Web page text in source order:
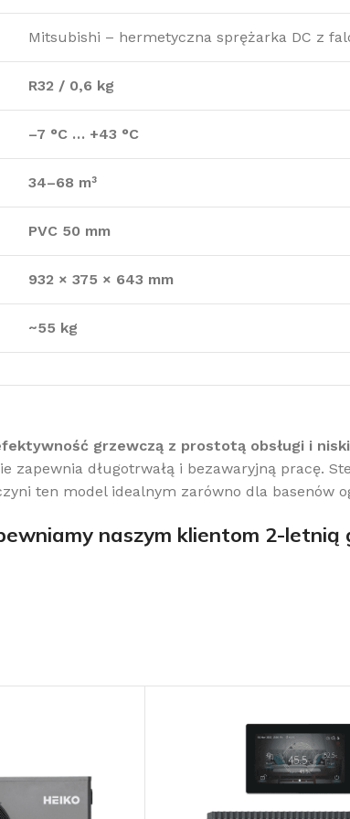
Mitsubishi – hermetyczna sprężarka DC z
R32 / 0,6 kg
–7 °C … +43 °C
34–68 m³
PVC 50 mm
932 × 375 × 643 mm
~55 kg
grzewczą z prostotą obsługi i
zapewnia długotrwałą i bezawaryjną pracę.
ten model idealnym zarówno dla basenów
naszym klientom 2-